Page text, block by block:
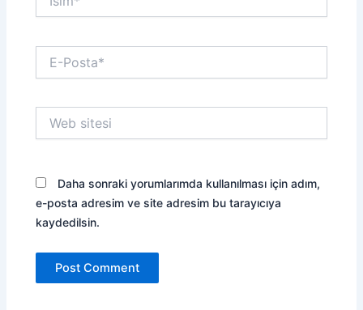
Posta*
sitesi
Daha sonraki yorumlarımda kullanılması için adım,
e-posta adresim ve site adresim bu tarayıcıya
kaydedilsin.